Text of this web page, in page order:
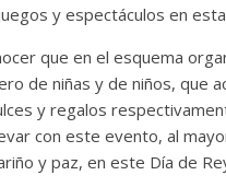
y espectáculos en
que en el esquema
de niñas y de niños, que
y regalos
con este evento, al
y paz, en este Día de